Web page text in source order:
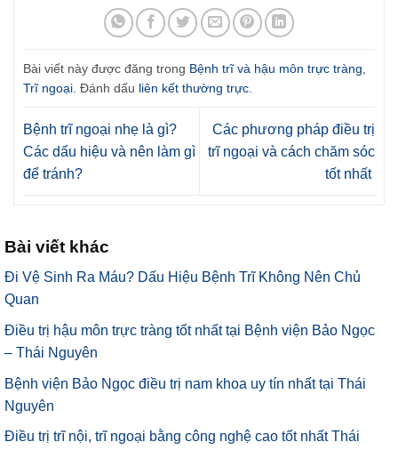
Bài viết này được đăng trong Bệnh trĩ và hậu môn trực tràng,
Trĩ ngoại. Đánh dấu liên kết thường trực.
Bệnh trĩ ngoại nhẹ là gì?
Các dấu hiệu và nên làm gì
để tránh?
Các phương pháp điều trị
trĩ ngoại và cách chăm sóc
tốt nhất
Bài viết khác
Đi Vệ Sinh Ra Máu? Dấu Hiệu Bệnh Trĩ Không Nên Chủ
Quan
Điều trị hậu môn trực tràng tốt nhất tại Bệnh viện Bảo Ngọc
– Thái Nguyên
Bệnh viện Bảo Ngọc điều trị nam khoa uy tín nhất tại Thái
Nguyên
Điều trị trĩ nội, trĩ ngoại bằng công nghệ cao tốt nhất Thái